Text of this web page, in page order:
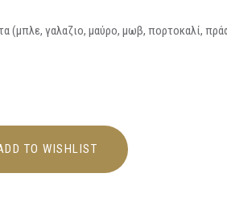
(μπλε, γαλαζιο, μαύρο, μωβ, πορτοκαλί,
TO WISHLIST